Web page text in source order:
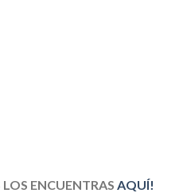
LOS ENCUENTRAS AQUÍ!